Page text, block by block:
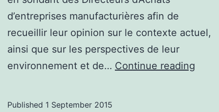
d’entreprises manufacturières afin de
recueillir leur opinion sur le contexte actuel,
ainsi que sur les perspectives de leur
environnement et de… Continue reading
Published 1 September 2015